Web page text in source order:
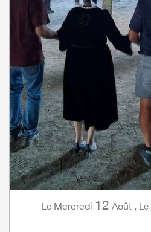
Le Mercredi 12 Août , Le